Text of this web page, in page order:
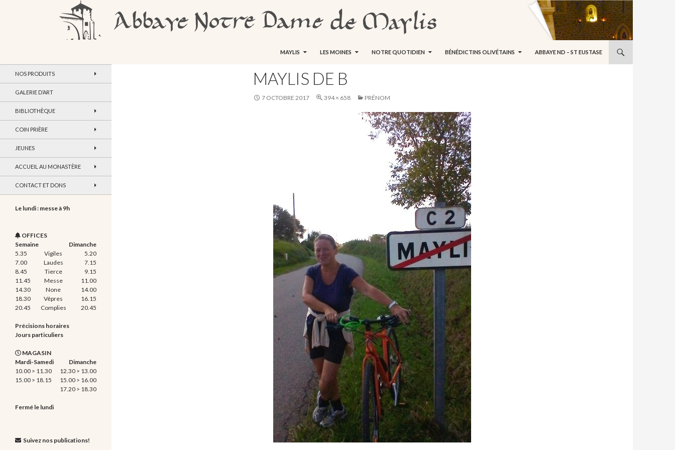
MAYLIS
LES MOINES NOTRE QUOTIDIEN BÉNÉDICTINS OLIVÉTAINS ABBAYE ND – ST EUSTASE
MAYLIS DE B
7 OCTOBRE 2017 394 × 658 PRÉNOM
NOS PRODUITS
GALERIE D’ART
BIBLIOTHÈQUE
COIN PRIÈRE
JEUNES
ACCUEIL AU MONASTÈRE
CONTACT ET DONS
Le lundi : messe à 9h
OFFICES
Semaine
Dimanche
5.35
Vigiles
5.20
7.00
Laudes
7.15
8.45
Tierce
9.15
11.45
Messe
11.00
14.30
None
14.00
18.30
Vêpres
16.15
20.45
Complies 20.45
Précisions horaires
Jours particuliers
MAGASIN
Mardi-Samedi
Dimanche
10.00 > 11.30
12.30 > 13.00
15.00 > 18.15
15.00 > 16.00
17.20 > 18.30
Fermé le lundi
Suivez nos publications!